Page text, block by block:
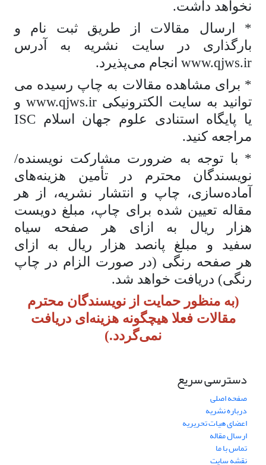
نخواهد داشت.
* ارسال مقالات از طریق ثبت نام و
بارگذاری در سایت نشریه به آدرس
www.qjws.ir انجام می‌­پذیرد.
* برای مشاهده مقالات به چاپ رسیده می­‌
توانید به سایت الکترونیکی www.qjws.ir و
یا پایگاه استنادی علوم جهان اسلام ISC
مراجعه کنید.
* با توجه به ضرورت مشارکت نویسنده/
نویسندگان محترم در تأمین هزینه‌های
آماده‌سازی، چاپ و انتشار نشریه، از هر
مقاله تعیین شده برای چاپ، مبلغ دویست
هزار ریال به ازای هر صفحه سیاه
سفید و مبلغ پانصد هزار ریال به ازای
هر صفحه رنگی (در صورت الزام در چاپ
رنگی) دریافت خواهد شد.
(به منظور حمایت از نویسندگان محترم
مقالات فعلا هیچگونه هزینه‌ای دریافت
نمی‌گردد.)
دسترسی سریع
صفحه اصلی
درباره نشریه
اعضای هیات تحریریه
ارسال مقاله
تماس با ما
نقشه سایت